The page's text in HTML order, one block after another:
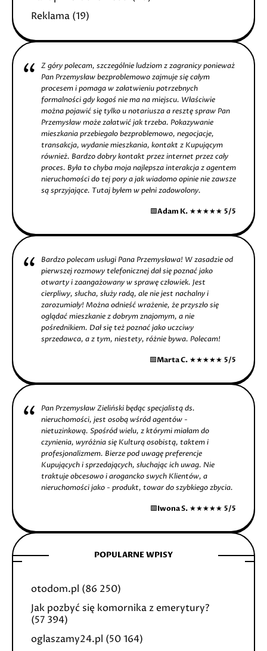
Reklama (19)
Z góry polecam, szczególnie ludziom z zagranicy ponieważ
Pan Przemysław bezproblemowo zajmuje się całym
procesem i pomaga w załatwieniu potrzebnych
formalności gdy kogoś nie ma na miejscu. Właściwie
można pojawić się tylko u notariusza a resztę spraw Pan
Przemysław może załatwić jak trzeba. Pokazywanie
mieszkania przebiegało bezproblemowo, negocjacje,
transakcja, wydanie mieszkania, kontakt z Kupującym
również. Bardzo dobry kontakt przez internet przez cały
proces. Była to chyba moja najlepsza interakcja z agentem
nieruchomości do tej pory a jak wiadomo opinie nie zawsze
są sprzyjające. Tutaj byłem w pełni zadowolony.
🟩Adam K. ★★★★★ 5/5
Bardzo polecam usługi Pana Przemysława! W zasadzie od
pierwszej rozmowy telefonicznej dał się poznać jako
otwarty i zaangażowany w sprawę człowiek. Jest
cierpliwy, słucha, służy radą, ale nie jest nachalny i
zarozumiały! Można odnieść wrażenie, że przyszło się
oglądać mieszkanie z dobrym znajomym, a nie
pośrednikiem. Dał się też poznać jako uczciwy
sprzedawca, a z tym, niestety, różnie bywa. Polecam!
🟩Marta C. ★★★★★ 5/5
Pan Przemysław Zieliński będąc specjalistą ds.
nieruchomości, jest osobą wśród agentów -
nietuzinkową. Spośród wielu, z którymi miałam do
czynienia, wyróżnia się Kulturą osobistą, taktem i
profesjonalizmem. Bierze pod uwagę preferencje
Kupujących i sprzedających, słuchając ich uwag. Nie
traktuje obcesowo i arogancko swych Klientów, a
nieruchomości jako - produkt, towar do szybkiego zbycia.
🟩Iwona S. ★★★★★ 5/5
POPULARNE WPISY
otodom.pl (86 250)
Jak pozbyć się komornika z emerytury?
(57 394)
oglaszamy24.pl (50 164)